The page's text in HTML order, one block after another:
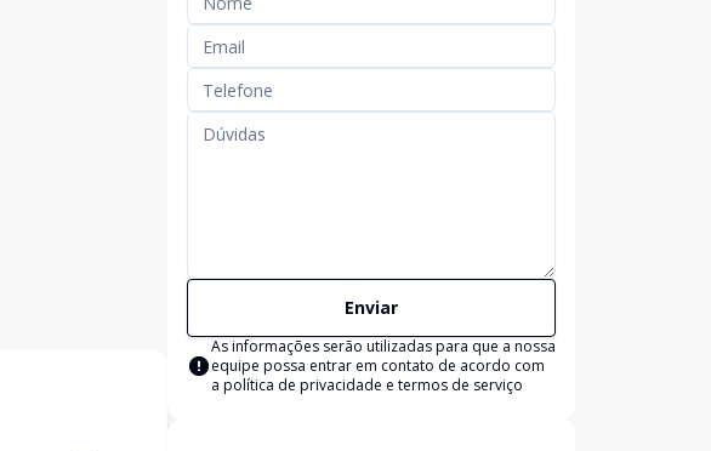
Enviar
As informações serão utilizadas para que a nossa
equipe possa entrar em contato de acordo com
a política de privacidade e termos de serviço